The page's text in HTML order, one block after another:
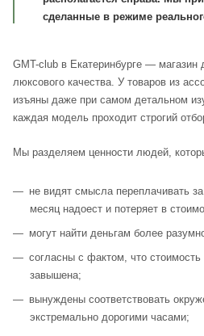
сделанные в режиме
GMT-club в Екатеринбурге — магазин
люксового качества. У товаров из
изъяны даже при самом детальном
каждая модель проходит строгий
Мы разделяем ценности людей,
не видят смысла переплачивать
месяц надоест и потеряет в
могут найти деньгам более
согласны с фактом, что стоимость
завышена;
вынуждены соответствовать
экстремально дорогими часами;